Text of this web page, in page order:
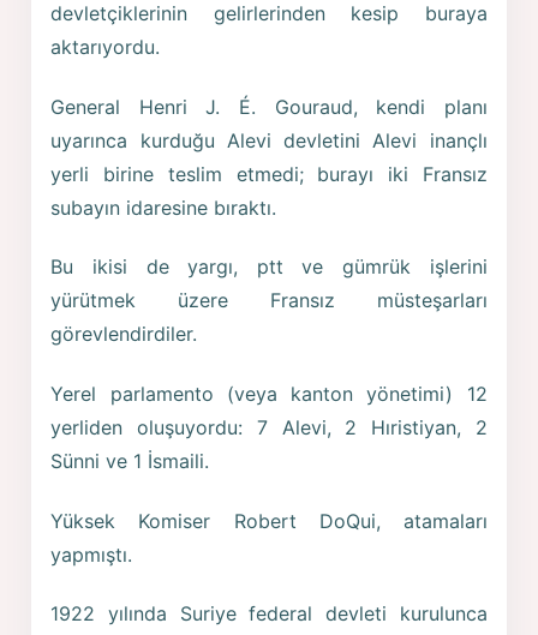
devletçiklerinin gelirlerinden kesip buraya
aktarıyordu.
General Henri J. É. Gouraud, kendi planı
uyarınca kurduğu Alevi devletini Alevi inançlı
yerli birine teslim etmedi; burayı iki Fransız
subayın idaresine bıraktı.
Bu ikisi de yargı, ptt ve gümrük işlerini
yürütmek üzere Fransız müsteşarları
görevlendirdiler.
Yerel parlamento (veya kanton yönetimi) 12
yerliden oluşuyordu: 7 Alevi, 2 Hıristiyan, 2
Sünni ve 1 İsmaili.
Yüksek Komiser Robert DoQui, atamaları
yapmıştı.
1922 yılında Suriye federal devleti kurulunca